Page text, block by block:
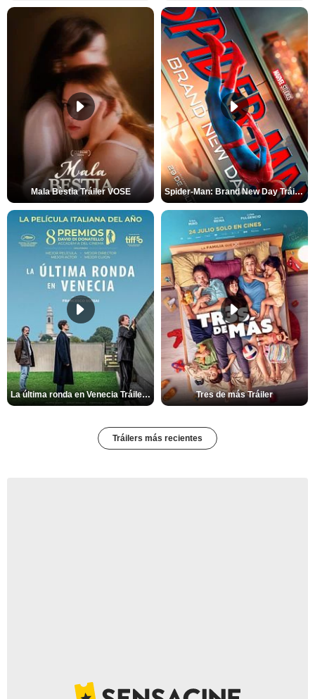
Mala Bèstia Tráiler VOSE Spider-Man: Brand New Day Tráiler (3)
La última ronda en Venecia Tráiler VOSE Tres de más Tráiler
Tráilers más recientes